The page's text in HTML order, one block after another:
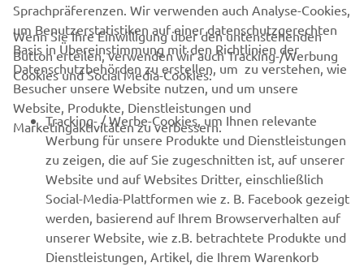
LOCATOR
Lesen Sie unsere Datenschutzrichtlinie, um zu erfahren, wie wir
Ihre persönlichen Daten verarbeiten:Datenschutzerklärung
Germany (German)
© Copyright - 2026 Yamaha Motor Europe N.V. - All Rights
Reserved
DatenschutzerklärungCookies Rechtlicher Hinweis
Sprachpräferenzen. Wir verwenden auch Analyse-Cookies,
um Benutzerstatistiken auf einer datenschutzgerechten
Basis in Übereinstimmung mit den Richtlinien der
Datenschutzbehörden zu erstellen, um zu verstehen, wie
Besucher unsere Website nutzen, und um unsere
Website, Produkte, Dienstleistungen und
Marketingaktivitäten zu verbessern.
Wenn Sie Ihre Einwilligung über den untenstehenden
Button erteilen, verwenden wir auch Tracking-/Werbung
Cookies und Social Media-Cookies:
Tracking- / Werbe-Cookies, um Ihnen relevante
Werbung für unsere Produkte und Dienstleistungen
zu zeigen, die auf Sie zugeschnitten ist, auf unserer
Website und auf Websites Dritter, einschließlich
Social-Media-Plattformen wie z. B. Facebook gezeigt
werden, basierend auf Ihrem Browserverhalten auf
unserer Website, wie z.B. betrachtete Produkte und
Dienstleistungen, Artikel, die Ihrem Warenkorb